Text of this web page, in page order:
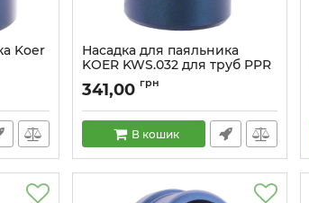
Koer
Насадка для паяльника
KOER KWS.032 для труб PPR
Артикул: KA0013
341,00 грн
В кошик